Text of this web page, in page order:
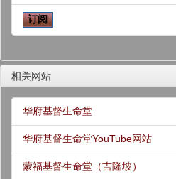
相关网站
华府基督生命堂
华府基督生命堂YouTube网站
蒙福基督生命堂（吉隆坡）